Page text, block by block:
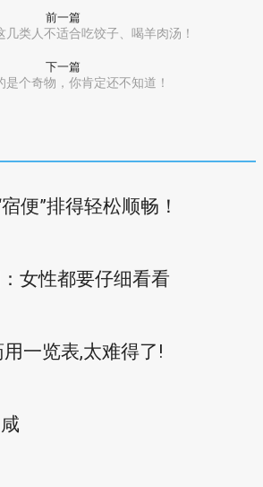
前一篇
几类人不适合吃饺子、喝羊肉汤！
下一篇
是个奇物，你肯定还不知道！
便”排得轻松顺畅！
女性都要仔细看看
一览表,太难得了!